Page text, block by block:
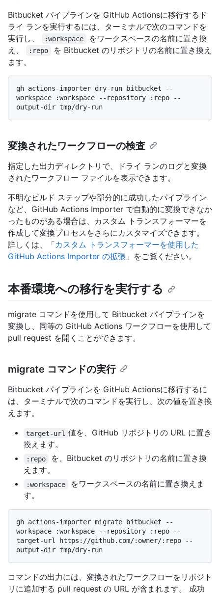
Bitbucket パイプラインを GitHub Actionsに移行するド
ライ ランを実行するには、ターミナルで次のコマンドを
実行し、
:workspace
をワークスペースの名前に置き換
え、
:repo
を Bitbucket のリポジトリの名前に置き換え
ます。
gh actions-importer dry-run bitbucket --
workspace :workspace --repository :repo --
変換されたワークフローの検査
指定した出力ディレクトリで、ドライ ランのログと変換
されたワークフロー ファイルを表示できます。
不明なビルド ステップや部分的に成功したパイプライン
など、GitHub Actions Importer で自動的に変換できなか
ったものがある場合は、カスタム トランスフォーマーを
作成して変換プロセスをさらにカスタマイズできます。
詳しくは、「カスタム トランスフォーマーを使用した
GitHub Actions Importer の拡張 」をご覧ください。
本番環境への移行を実行する
migrate コマンドを使用して Bitbucket パイプラインを
変換し、同等の GitHub Actions ワークフローを使用して
pull request を開くことができます。
migrate コマンドの実行
Bitbucket パイプラインを GitHub Actionsに移行するに
は、ターミナルで次のコマンドを実行し、次の値を置き換
えます。
target-url 値を、GitHub リポジトリの URL に置き
換えます。
:repo
を、Bitbucket のリポジトリの名前に置き換
えます。
:workspace
をワークスペースの名前に置き換えま
す。
gh actions-importer migrate bitbucket --
workspace :workspace --repository :repo --
target-url https://github.com/:owner/:repo --
コマンドの出力には、変換されたワークフローをリポジト
リに追加する pull request の URL が含まれます。 成功